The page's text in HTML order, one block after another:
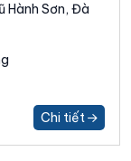
Hành Sơn, Đà
Chi tiết